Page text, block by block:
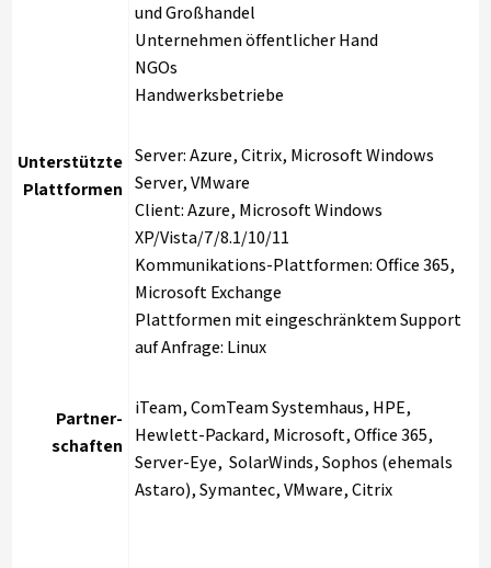
Unterstützte
Plattformen
Partner-
schaften
und Großhandel
Unternehmen öffentlicher Hand
NGOs
Handwerksbetriebe
Server: Azure, Citrix, Microsoft Windows
Server, VMware
Client: Azure, Microsoft Windows
XP/Vista/7/8.1/10/11
Kommunikations-Plattformen: Office 365,
Microsoft Exchange
Plattformen mit eingeschränktem Support
auf Anfrage: Linux
iTeam, ComTeam Systemhaus, HPE,
Hewlett-Packard, Microsoft, Office 365,
Server-Eye, SolarWinds, Sophos (ehemals
Astaro), Symantec, VMware, Citrix